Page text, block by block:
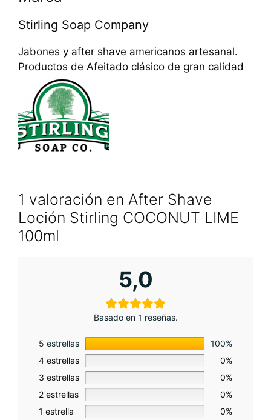
Stirling Soap Company
Jabones y after shave americanos artesanal.
Productos de Afeitado clásico de gran calidad
1 valoración en After Shave
Loción Stirling COCONUT LIME
100ml
5,0
Basado en 1 reseñas.
5 estrellas
100%
4 estrellas
0%
3 estrellas
0%
2 estrellas
0%
1 estrella
0%